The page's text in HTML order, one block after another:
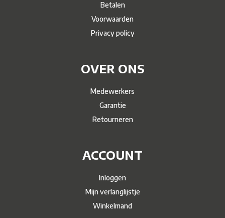
Betalen
Voorwaarden
Privacy policy
OVER ONS
Medewerkers
Garantie
Retourneren
ACCOUNT
Inloggen
Mijn verlanglijstje
Winkelmand